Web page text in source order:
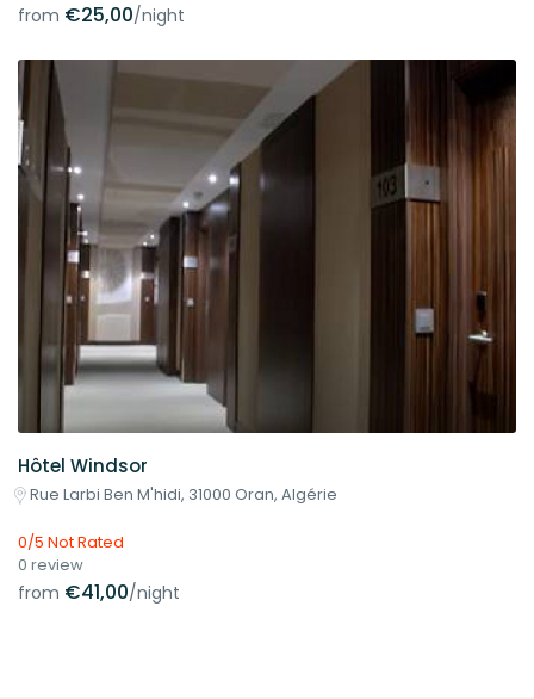
from €25,00/night
Hôtel Windsor
Rue Larbi Ben M'hidi, 31000 Oran, Algérie
0/5 Not Rated
0 review
from €41,00/night